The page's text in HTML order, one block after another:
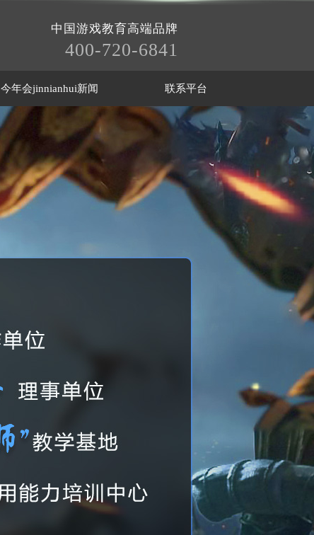
中国游戏教育高端品牌
400-720-6841
今年会jinnianhui新闻 联系平台